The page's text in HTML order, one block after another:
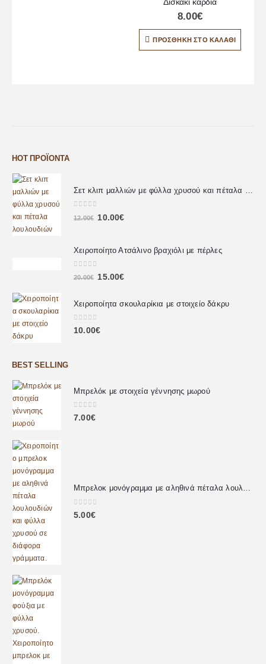
Δισκάκι καρδιά
8.00€
ΠΡΟΣΘΉΚΗ ΣΤΟ ΚΑΛΆΘΙ
HOT ΠΡΟΪΌΝΤΑ
out of 5
12.00€ 10.00€
Χειροποίητο Ατσάλινο βραχιόλι με πέρλες
0out of 5
20.00€ 15.00€
Χειροποίητα σκουλαρίκια με στοιχείο δάκρυ
0out of 5
10.00€
BEST SELLING
Μπρελόκ με στοιχεία γέννησης μωρού
0out of 5
7.00€
Μπρελοκ μονόγραμμα με αληθινά πέταλα λουλουδιών
0 out of 5
5.00€